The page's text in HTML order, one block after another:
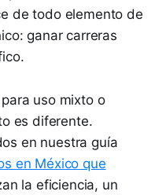
de todo elemento de
ganar carreras
uso mixto o
es diferente.
en nuestra guía
en México que
la eficiencia, un